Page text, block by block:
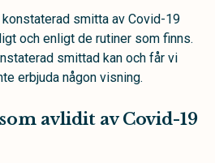
smitta av Covid-19
och enligt de rutiner som finns.
smittad kan och får vi
erbjuda någon visning.
avlidit av Covid-19